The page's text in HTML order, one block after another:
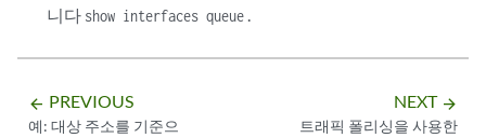
니다 show interfaces queue .
arrow_backward PREVIOUS
예: 대상 주소를 기준으
NEXT arrow_forward
트래픽 폴리싱을 사용한